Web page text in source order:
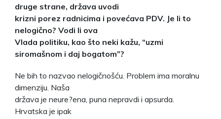
druge strane, država uvodi
krizni porez radnicima i povećava PDV. Je li to
nelogično? Vodi li ova
Vlada politiku, kao što neki kažu, “uzmi
siromašnom i daj bogatom”?
Ne bih to nazvao nelogičnošću. Problem ima moralnu
dimenziju. Naša
država je neure?ena, puna nepravdi i apsurda.
Hrvatska je ipak